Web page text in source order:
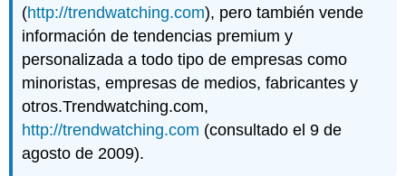
(http://trendwatching.com), pero también vende
información de tendencias premium y
personalizada a todo tipo de empresas como
minoristas, empresas de medios, fabricantes y
otros.Trendwatching.com,
http://trendwatching.com (consultado el 9 de
agosto de 2009).